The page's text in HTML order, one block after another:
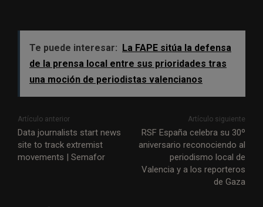
Te puede interesar:
La FAPE sitúa la defensa
de la prensa local entre sus prioridades tras
una moción de periodistas valencianos
Artículo anterior
Data journalists start news
site to track extremist
movements | Semafor
Artículo siguiente
RSF España celebra su 30º
aniversario reconociendo al
periodismo local de
Valencia y a los reporteros
de Gaza